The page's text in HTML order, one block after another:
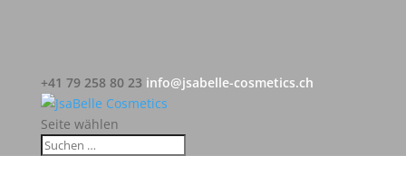
+41 79 258 80 23 info@jsabelle-cosmetics.ch
Seite wählen